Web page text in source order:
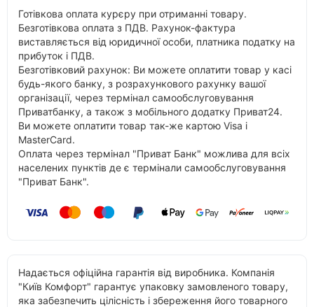
Готівкова оплата курєру при отриманні товару.
Безготівкова оплата з ПДВ. Рахунок-фактура
виставляється від юридичної особи, платника податку на
прибуток і ПДВ.
Безготівковий рахунок: Ви можете оплатити товар у касі
будь-якого банку, з розрахункового рахунку вашої
організації, через термінал самообслуговування
Приватбанку, а також з мобільного додатку Приват24.
Ви можете оплатити товар так-же картою Visa і
MasterCard.
Оплата через термінал "Приват Банк" можлива для всіх
населених пунктів де є термінали самообслуговування
"Приват Банк".
Надається офіційна гарантія від виробника. Компанія
"Київ Комфорт" гарантує упаковку замовленого товару,
яка забезпечить цілісність і збереження його товарного